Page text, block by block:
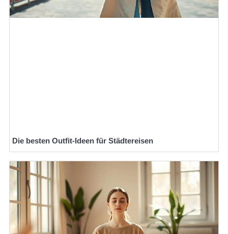
Die besten Outfit-Ideen für Städtereisen